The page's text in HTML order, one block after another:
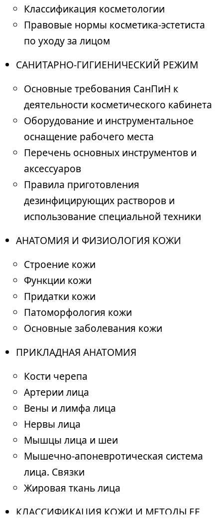
Классификация косметологии
Правовые нормы косметика-эстетиста
по уходу за лицом
САНИТАРНО-ГИГИЕНИЧЕСКИЙ РЕЖИМ
Основные требования СанПиН к
деятельности косметического кабинета
Оборудование и инструментальное
оснащение рабочего места
Перечень основных инструментов и
аксессуаров
Правила приготовления
дезинфицирующих растворов и
использование специальной техники
АНАТОМИЯ И ФИЗИОЛОГИЯ КОЖИ
Строение кожи
Функции кожи
Придатки кожи
Патоморфология кожи
Основные заболевания кожи
ПРИКЛАДНАЯ АНАТОМИЯ
Кости черепа
Артерии лица
Вены и лимфа лица
Нервы лица
Мышцы лица и шеи
Мышечно-апоневротическая система
лица. Связки
Жировая ткань лица
КЛАССИФИКАЦИЯ КОЖИ И МЕТОДЫ ЕЕ